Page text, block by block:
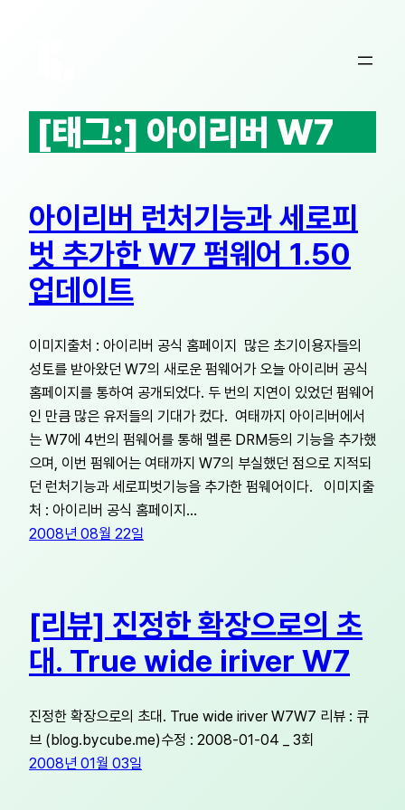
[태그:] 아이리버 W7
아이리버 런처기능과 세로피
벗 추가한 W7 펌웨어 1.50
업데이트
이미지출처 : 아이리버 공식 홈페이지 많은 초기이용자들의
성토를 받아왔던 W7의 새로운 펌웨어가 오늘 아이리버 공식
홈페이지를 통하여 공개되었다. 두 번의 지연이 있었던 펌웨어
인 만큼 많은 유저들의 기대가 컸다. 여태까지 아이리버에서
는 W7에 4번의 펌웨어를 통해 멜론 DRM등의 기능을 추가했
으며, 이번 펌웨어는 여태까지 W7의 부실했던 점으로 지적되
던 런처기능과 세로피벗기능을 추가한 펌웨어이다. 이미지출
처 : 아이리버 공식 홈페이지…
2008년 08월 22일
[리뷰] 진정한 확장으로의 초
대. True wide iriver W7
진정한 확장으로의 초대. True wide iriver W7W7 리뷰 : 큐
브 (blog.bycube.me)수정 : 2008-01-04 _ 3회
2008년 01월 03일